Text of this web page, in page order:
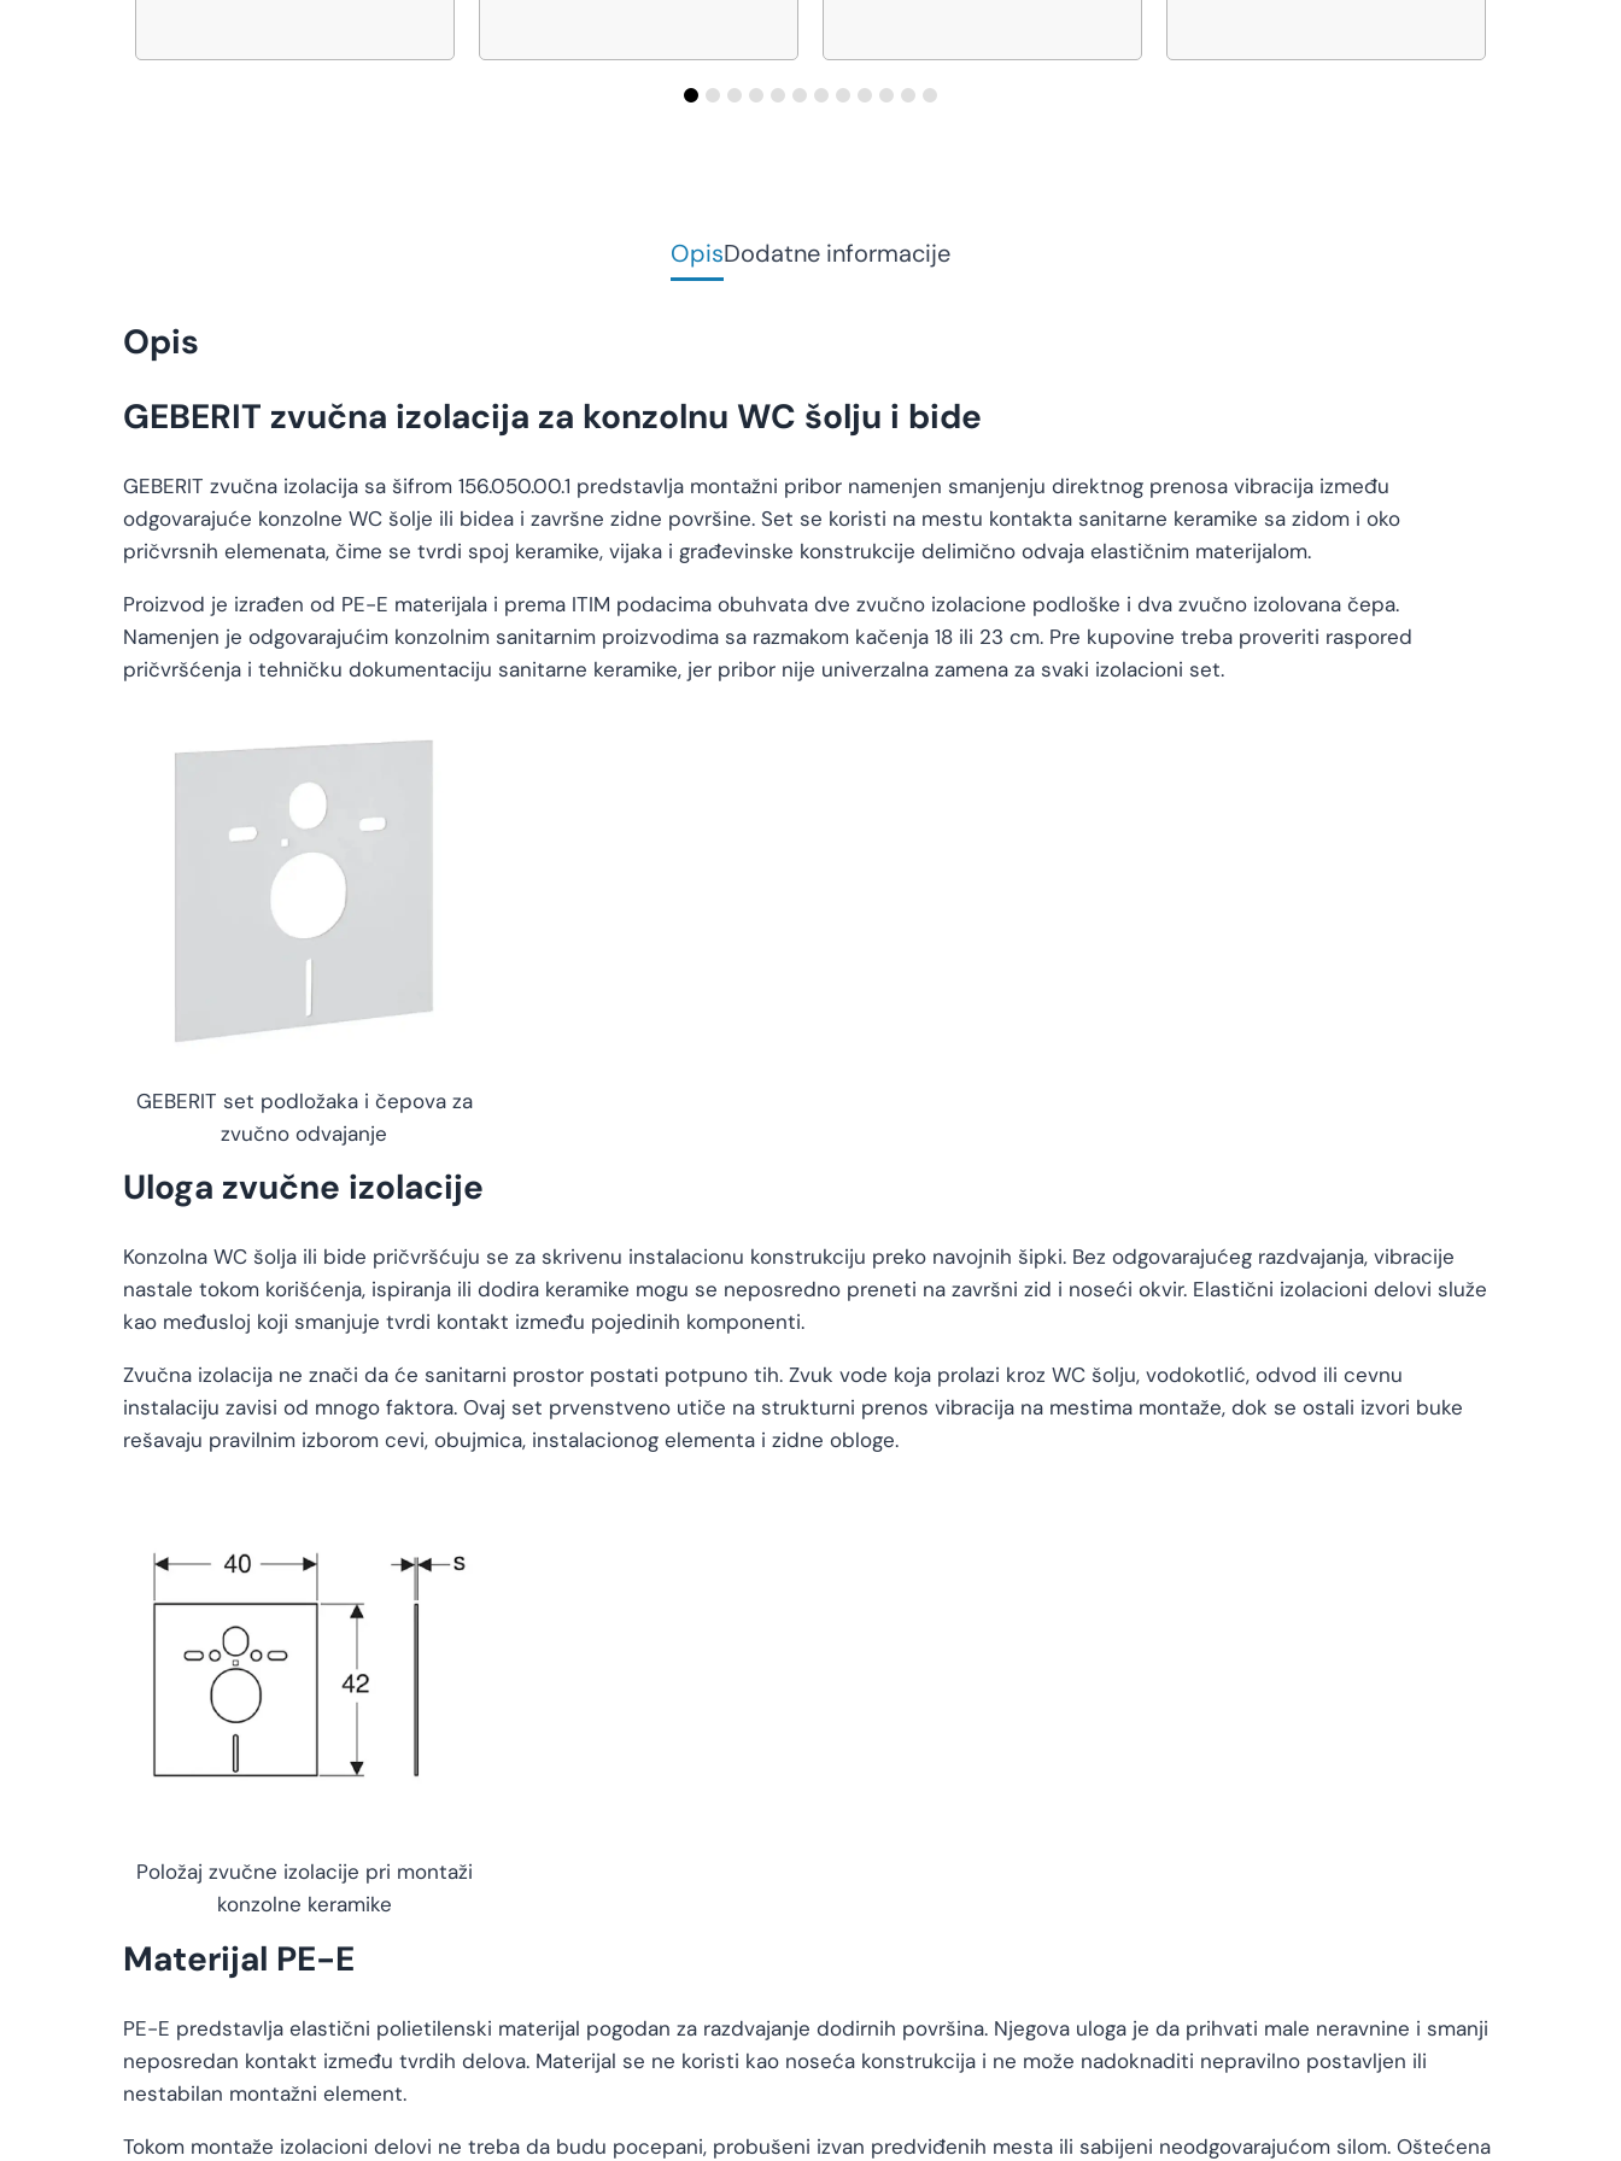
OpisDodatne informacije
Opis
GEBERIT zvučna izolacija za konzolnu WC šolju i bide
GEBERIT zvučna izolacija sa šifrom 156.050.00.1 predstavlja montažni pribor namenjen smanjenju direktnog prenosa vibracija između
odgovarajuće konzolne WC šolje ili bidea i završne zidne površine. Set se koristi na mestu kontakta sanitarne keramike sa zidom i oko
pričvrsnih elemenata, čime se tvrdi spoj keramike, vijaka i građevinske konstrukcije delimično odvaja elastičnim materijalom.
Proizvod je izrađen od PE-E materijala i prema ITIM podacima obuhvata dve zvučno izolacione podloške i dva zvučno izolovana čepa.
Namenjen je odgovarajućim konzolnim sanitarnim proizvodima sa razmakom kačenja 18 ili 23 cm. Pre kupovine treba proveriti raspored
pričvršćenja i tehničku dokumentaciju sanitarne keramike, jer pribor nije univerzalna zamena za svaki izolacioni set.
GEBERIT set podložaka i čepova za
zvučno odvajanje
Uloga zvučne izolacije
Konzolna WC šolja ili bide pričvršćuju se za skrivenu instalacionu konstrukciju preko navojnih šipki. Bez odgovarajućeg razdvajanja, vibracije
nastale tokom korišćenja, ispiranja ili dodira keramike mogu se neposredno preneti na završni zid i noseći okvir. Elastični izolacioni delovi služe
kao međusloj koji smanjuje tvrdi kontakt između pojedinih komponenti.
Zvučna izolacija ne znači da će sanitarni prostor postati potpuno tih. Zvuk vode koja prolazi kroz WC šolju, vodokotlić, odvod ili cevnu
instalaciju zavisi od mnogo faktora. Ovaj set prvenstveno utiče na strukturni prenos vibracija na mestima montaže, dok se ostali izvori buke
rešavaju pravilnim izborom cevi, obujmica, instalacionog elementa i zidne obloge.
Položaj zvučne izolacije pri montaži
konzolne keramike
Materijal PE-E
PE-E predstavlja elastični polietilenski materijal pogodan za razdvajanje dodirnih površina. Njegova uloga je da prihvati male neravnine i smanji
neposredan kontakt između tvrdih delova. Materijal se ne koristi kao noseća konstrukcija i ne može nadoknaditi nepravilno postavljen ili
nestabilan montažni element.
Tokom montaže izolacioni delovi ne treba da budu pocepani, probušeni izvan predviđenih mesta ili sabijeni neodgovarajućom silom. Oštećena